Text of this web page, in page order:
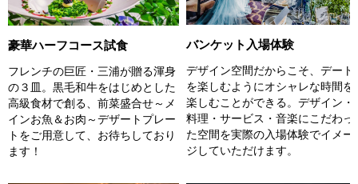
豪華ハーフコース試食
フレンチの巨匠・三浦が贈る渾身
の３皿。黒毛和牛をはじめとした
高級食材で創る、前菜盛合せ～メ
インお魚＆お肉～デザートプレー
トをご用意して、お待ちしており
ます！
バンケット入場体験
デザイン空間だからこそ、デート
を楽しむようにオシャレな時間を
楽しむことができる。デザイン・
料理・サービス・音楽にこだわっ
た空間を実際の入場体験でイメー
ジしていただけます。